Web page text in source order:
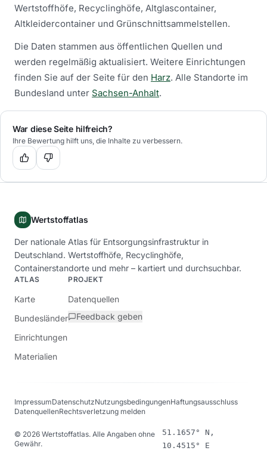
Wertstoffhöfe, Recyclinghöfe, Altglascontainer,
Altkleidercontainer und Grünschnittsammelstellen.
Die Daten stammen aus öffentlichen Quellen und
werden regelmäßig aktualisiert. Weitere Einrichtungen
finden Sie auf der Seite für den Harz. Alle Standorte im
Bundesland unter Sachsen-Anhalt.
War diese Seite hilfreich?
Ihre Bewertung hilft uns, die Inhalte zu verbessern.
Wertstoffatlas
Der nationale Atlas für Entsorgungsinfrastruktur in
Deutschland. Wertstoffhöfe, Recyclinghöfe,
Containerstandorte und mehr – kartiert und durchsuchbar.
ATLAS
Karte
Bundesländer
Einrichtungen
Materialien
PROJEKT
Datenquellen
Feedback geben
ImpressumDatenschutzNutzungsbedingungenHaftungsausschluss
DatenquellenRechtsverletzung melden
© 2026 Wertstoffatlas. Alle Angaben ohne
Gewähr.
51.1657° N,
10.4515° E